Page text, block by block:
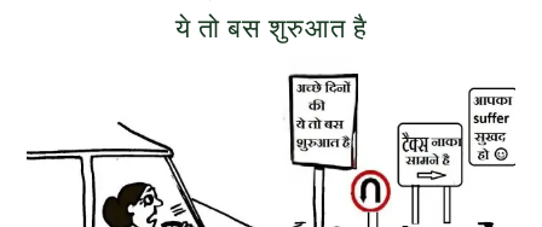
ये तो बस शुरुआत है